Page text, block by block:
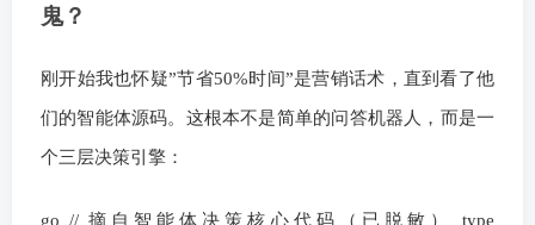
鬼？
刚开始我也怀疑”节省50%时间”是营销话术，直到看了他
们的智能体源码。这根本不是简单的问答机器人，而是一
个三层决策引擎：
go // 摘自智能体决策核心代码（已脱敏） type